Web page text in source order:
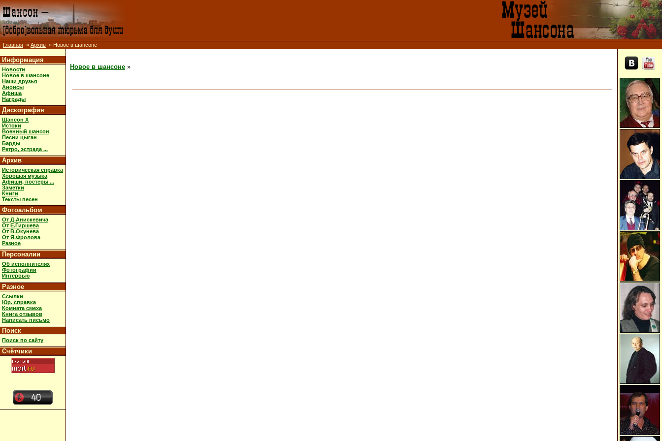
Главная » Архив » Новое в шансоне
Информация
Новости
Новое в шансоне
Наши друзья
Анонсы
Афиша
Награды
Дискография
Шансон X
Истоки
Военный шансон
Песни цыган
Барды
Ретро, эстрада ...
Архив
Историческая справка
Хорошая музыка
Афиши, постеры ...
Заметки
Книги
Тексты песен
Фотоальбом
От Д.Анискевича
От Е.Гиршева
От В.Окунева
От Я.Фролова
Разное
Персоналии
Об исполнителях
Фотографии
Интервью
Разное
Ссылки
Юр. справка
Комната смеха
Книга отзывов
Написать письмо
Поиск
Поиск по сайту
Счётчики
Новое в шансоне »